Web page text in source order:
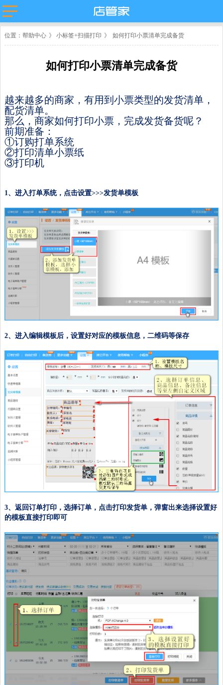
淘宝
售
淘工厂
淘宝买菜
抖店分销代
店管家厂商
苏宁易购 唯品会
团好货 快团团
位置： 帮助中心 》 小标签+扫描打印 》 如何打印小票清单完成备货
如何打印小票清单完成备货
越来越多的商家，有用到小票类型的发货清单，
配货清单。
那么，商家如何打印小票，完成发货备货呢？
前期准备：
①订购打单系统
②打印清单小票纸
③打印机
1、进入打单系统，点击设置>>>发货单模板
2、进入编辑模板后，设置好对应的模板信息，二维码等保存
3、返回订单打印，选择订单，点击打印发货单，弹窗出来选择设置好
的模板直接打印即可